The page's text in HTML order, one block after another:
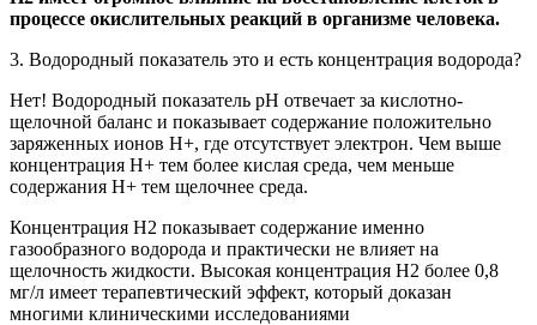
процессе окислительных реакций в организме человека.
3. Водородный показатель это и есть концентрация водорода?
Нет! Водородный показатель рН отвечает за кислотно-
щелочной баланс и показывает содержание положительно
заряженных ионов Н+, где отсутствует электрон. Чем выше
концентрация Н+ тем более кислая среда, чем меньше
содержания Н+ тем щелочнее среда.
Концентрация Н2 показывает содержание именно
газообразного водорода и практически не влияет на
щелочность жидкости. Высокая концентрация Н2 более 0,8
мг/л имеет терапевтический эффект, который доказан
многими клиническими исследованиями